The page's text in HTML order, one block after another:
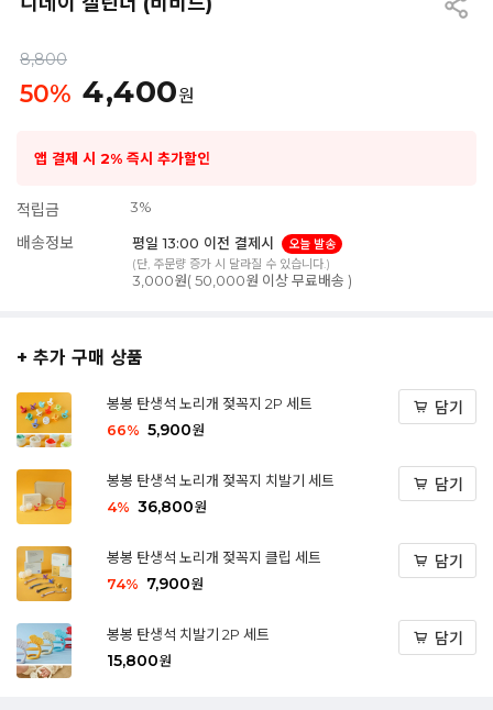
8,800
50% 4,400원
앱 결제 시 2% 즉시 추가할인
적립금 3%
배송정보 평일 13:00 이전 결제시
오늘 발송
(단, 주문량 증가 시 달라질 수 있습니다.)
3,000원( 50,000원 이상 무료배송 )
+ 추가 구매 상품
봉봉 탄생석 노리개 젖꼭지 2P 세트
66% 5,900원
담기
봉봉 탄생석 노리개 젖꼭지 치발기 세트
4% 36,800원
담기
봉봉 탄생석 노리개 젖꼭지 클립 세트
74% 7,900원
담기
봉봉 탄생석 치발기 2P 세트
15,800원
담기